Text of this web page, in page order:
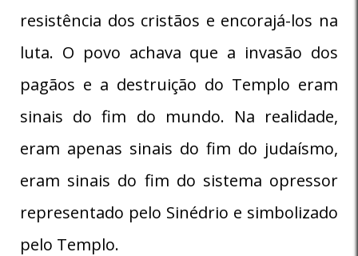
resistência dos cristãos e encorajá-los na
luta. O povo achava que a invasão dos
pagãos e a destruição do Templo eram
sinais do fim do mundo. Na realidade,
eram apenas sinais do fim do judaísmo,
eram sinais do fim do sistema opressor
representado pelo Sinédrio e simbolizado
pelo Templo.